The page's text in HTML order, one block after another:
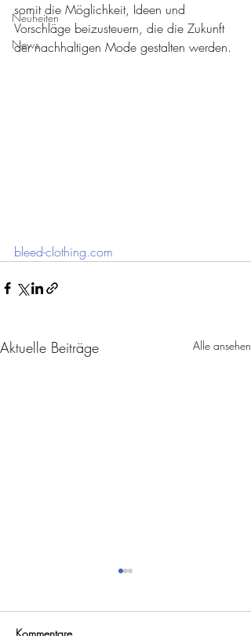
Neuheiten
News
somit die Möglichkeit, Ideen und
Vorschläge beizusteuern, die die Zukunft
der nachhaltigen Mode gestalten werden.
bleed-clothing.com
Aktuelle Beiträge Alle ansehen
Kommentare